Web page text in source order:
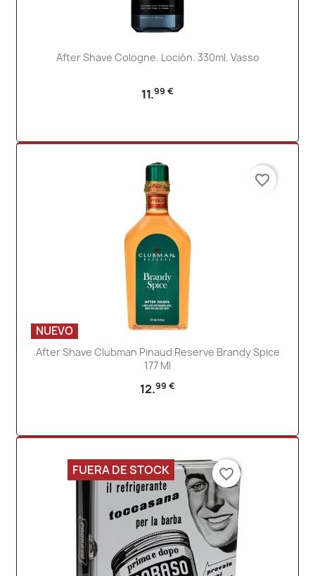
After Shave Cologne. Loción. 330ml. Vasso
11.99 €
After Shave Clubman Pinaud Reserve Brandy Spice
177 Ml
12.99 €
NUEVO
favorite_border
FUERA DE STOCK favorite_border